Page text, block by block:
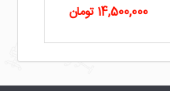
14,500,000 تومان